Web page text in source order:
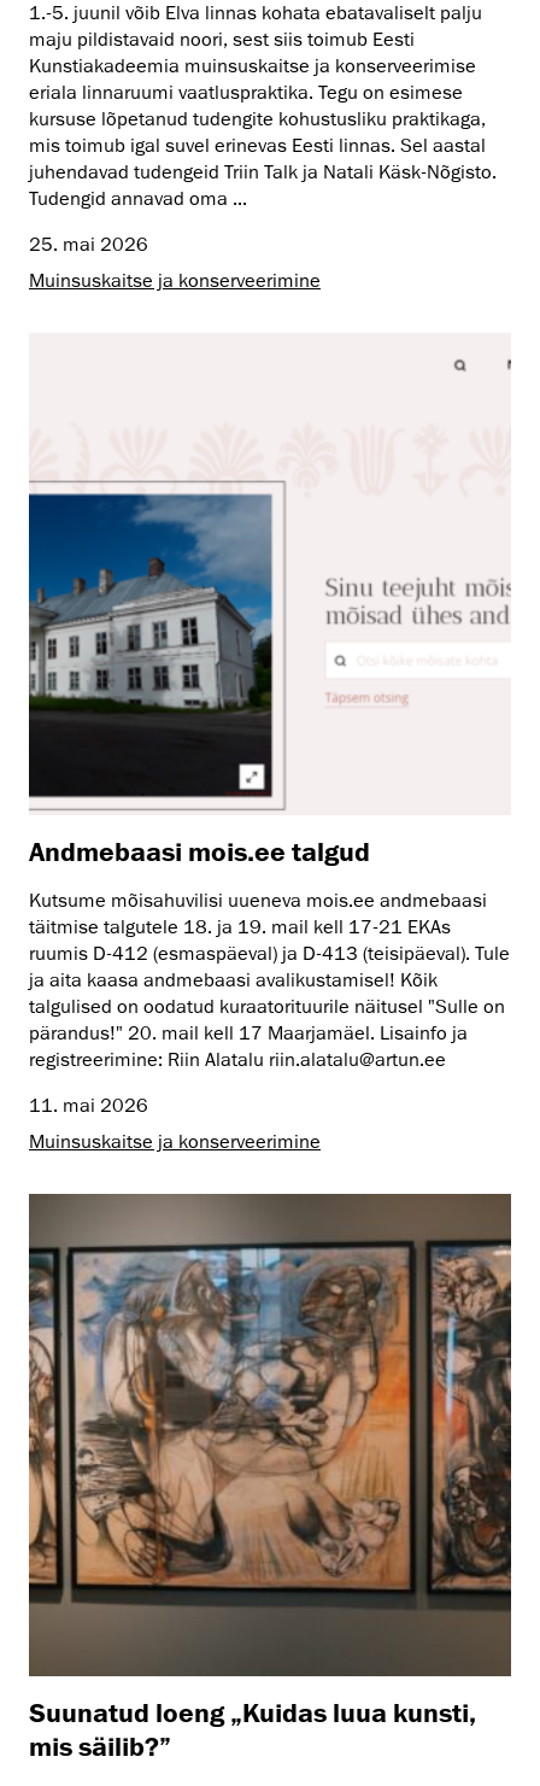
1.-5. juunil võib Elva linnas kohata ebatavaliselt palju
maju pildistavaid noori, sest siis toimub Eesti
Kunstiakadeemia muinsuskaitse ja konserveerimise
eriala linnaruumi vaatluspraktika. Tegu on esimese
kursuse lõpetanud tudengite kohustusliku praktikaga,
mis toimub igal suvel erinevas Eesti linnas. Sel aastal
juhendavad tudengeid Triin Talk ja Natali Käsk-Nõgisto.
Tudengid annavad oma ...
25. mai 2026
Muinsus­kaitse ja konserveerimine
Andmebaasi mois.ee talgud
Kutsume mõisahuvilisi uueneva mois.ee andmebaasi
täitmise talgutele 18. ja 19. mail kell 17-21 EKAs
ruumis D-412 (esmaspäeval) ja D-413 (teisipäeval). Tule
ja aita kaasa andmebaasi avalikustamisel! Kõik
talgulised on oodatud kuraatorituurile näitusel "Sulle on
pärandus!" 20. mail kell 17 Maarjamäel. Lisainfo ja
registreerimine: Riin Alatalu riin.alatalu@artun.ee
11. mai 2026
Muinsus­kaitse ja konserveerimine
Suunatud loeng „Kuidas luua kunsti,
mis säilib?”